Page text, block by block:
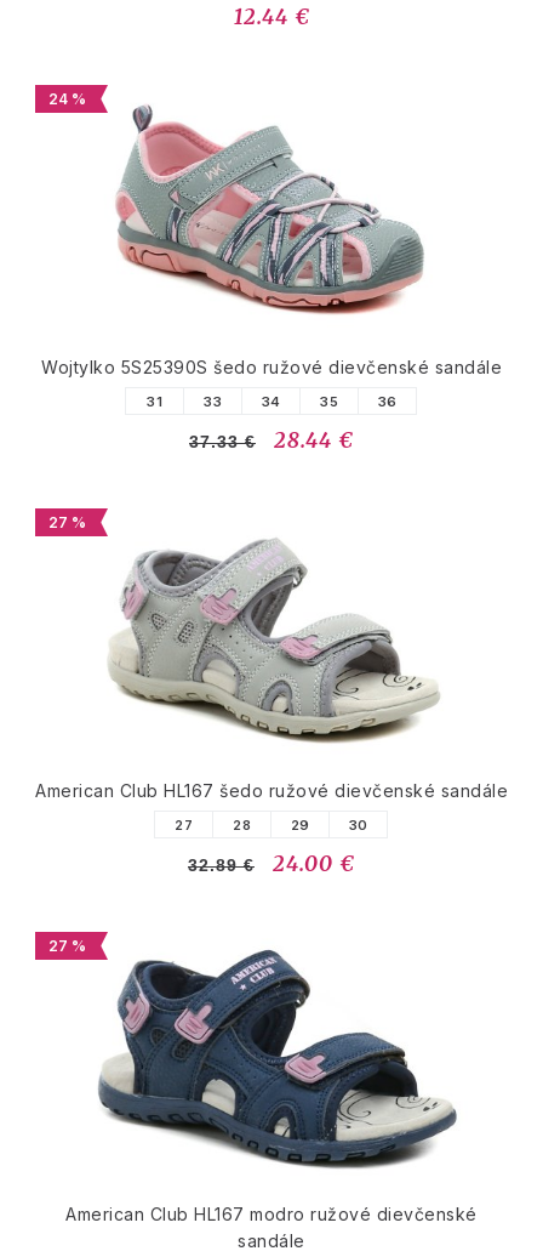
12.44 €
24 %
Wojtylko 5S25390S šedo ružové dievčenské sandále
31 33 34 35 36
37.33 € 28.44 €
27 %
American Club HL167 šedo ružové dievčenské sandále
27 28 29 30
32.89 € 24.00 €
27 %
American Club HL167 modro ružové dievčenské
sandále